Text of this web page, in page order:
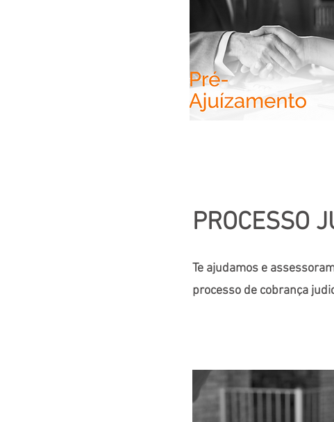
PROCESSO
Te ajudamos e
processo de cobrança